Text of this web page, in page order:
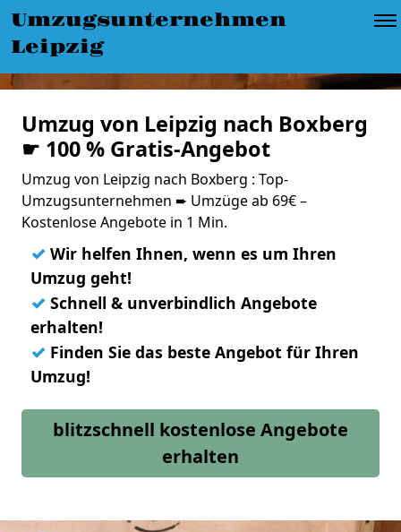
Umzugsunternehmen
Leipzig
Umzug von Leipzig nach Boxberg
☛ 100 % Gratis-Angebot
Umzug von Leipzig nach Boxberg : Top-
Umzugsunternehmen ➨ Umzüge ab 69€ –
Kostenlose Angebote in 1 Min.
✓ Wir helfen Ihnen, wenn es um Ihren
Umzug geht!
✓ Schnell & unverbindlich Angebote
erhalten!
✓ Finden Sie das beste Angebot für Ihren
Umzug!
blitzschnell kostenlose Angebote
erhalten